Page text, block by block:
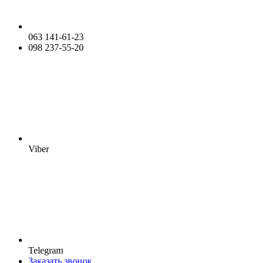
063 141-61-23
098 237-55-20
Viber
Telegram
Заказать звонок